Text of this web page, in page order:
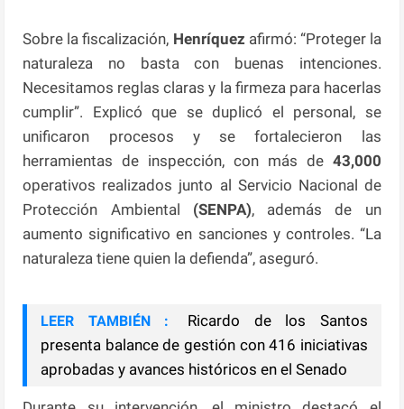
Sobre la fiscalización, Henríquez afirmó: “Proteger la
naturaleza no basta con buenas intenciones.
Necesitamos reglas claras y la firmeza para hacerlas
cumplir”. Explicó que se duplicó el personal, se
unificaron procesos y se fortalecieron las
herramientas de inspección, con más de 43,000
operativos realizados junto al Servicio Nacional de
Protección Ambiental (SENPA), además de un
aumento significativo en sanciones y controles. “La
naturaleza tiene quien la defienda”, aseguró.
LEER TAMBIÉN :
Ricardo de los Santos
presenta balance de gestión con 416 iniciativas
aprobadas y avances históricos en el Senado